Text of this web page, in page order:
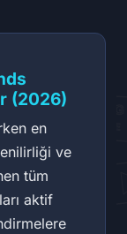
(2026)
en
ve
tüm
aktif